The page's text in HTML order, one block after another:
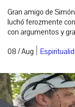
Gran amigo de
luchó ferozmente
con argumentos y
08 / Aug |